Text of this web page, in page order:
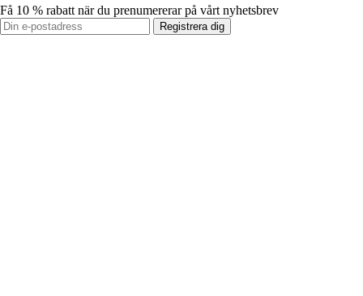
Få 10 % rabatt när du prenumererar på vårt nyhetsbrev
Registrera dig